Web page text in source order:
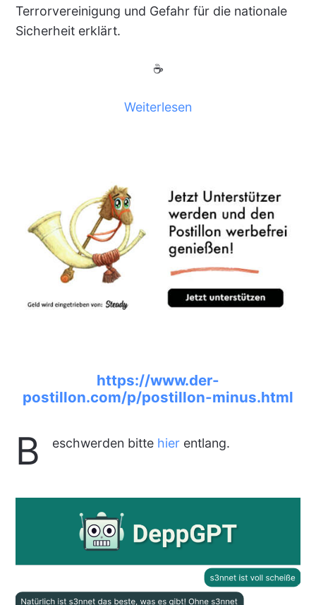
Terrorvereinigung und Gefahr für die nationale
Sicherheit erklärt.
☕
Weiterlesen
https://www.der-
postillon.com/p/postillon-minus.html
B eschwerden bitte hierentlang.